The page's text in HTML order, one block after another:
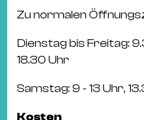
Zu normalen
Dienstag bis Freitag:
18.30 Uhr
Samstag: 9 - 13 Uhr,
Kosten